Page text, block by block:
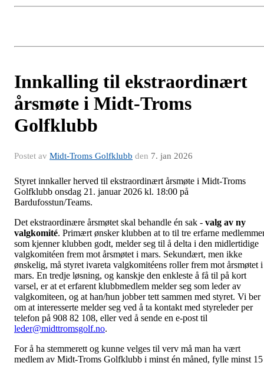
Innkalling til ekstraordinært
årsmøte i Midt-Troms
Golfklubb
Postet av Midt-Troms Golfklubb den 7. jan 2026
Styret innkaller herved til ekstraordinært årsmøte i Midt-Troms
Golfklubb onsdag 21. januar 2026 kl. 18:00 på
Bardufosstun/Teams.
Det ekstraordinære årsmøtet skal behandle én sak - valg av ny
valgkomité. Primært ønsker klubben at to til tre erfarne
som kjenner klubben godt, melder seg til å delta i den midlertidige
valgkomitéen frem mot årsmøtet i mars. Sekundært, men ikke
ønskelig, må styret ivareta valgkomitéens roller frem mot årsmøtet i
mars. En tredje løsning, og kanskje den enkleste å få til på kort
varsel, er at et erfarent klubbmedlem melder seg som leder av
valgkomiteen, og at han/hun jobber tett sammen med styret. Vi ber
om at interesserte melder seg ved å ta kontakt med styreleder per
telefon på 908 82 108, eller ved å sende en e-post til
leder@midttromsgolf.no.
For å ha stemmerett og kunne velges til verv må man ha vært
medlem av Midt-Troms Golfklubb i minst én måned, fylle minst 15